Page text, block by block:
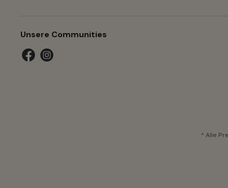
Unsere Communities
* Alle